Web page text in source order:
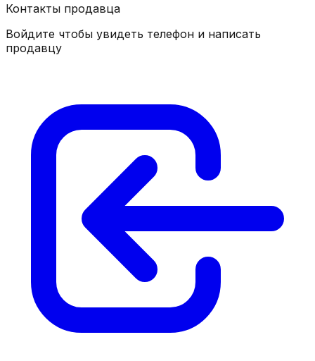
Контакты продавца
Войдите чтобы увидеть телефон и написать
продавцу